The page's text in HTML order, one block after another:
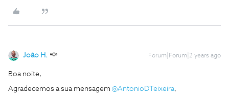
João H. Forum|Forum|2 years ago
Boa noite,
Agradecemos a sua mensagem @AntonioDTeixeira,